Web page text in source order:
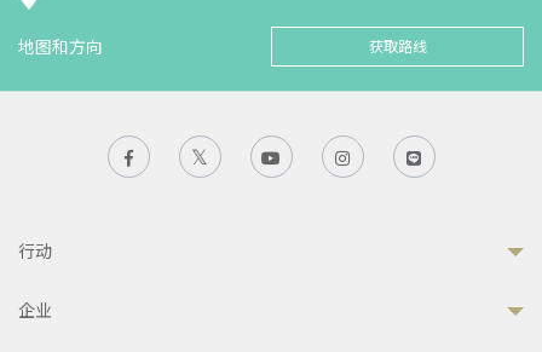
地图和方向 获取路线
行动
企业